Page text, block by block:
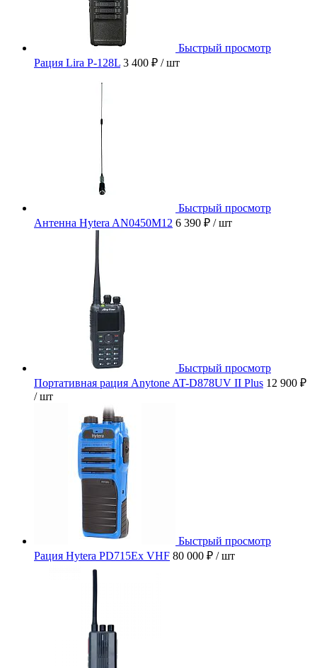
Быстрый просмотр
Рация Lira P-128L 3 400 ₽ / шт
Быстрый просмотр
Антенна Hytera AN0450M12 6 390 ₽ / шт
Быстрый просмотр
Портативная рация Anytone AT-D878UV II Plus 12 900 ₽
/ шт
Быстрый просмотр
Рация Hytera PD715Ex VHF 80 000 ₽ / шт